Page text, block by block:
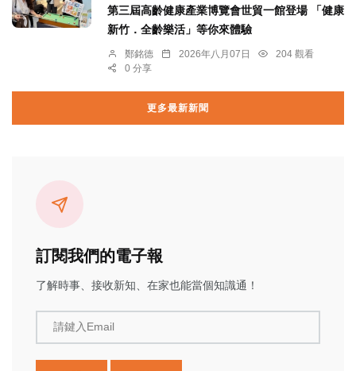
第三屆高齡健康產業博覽會世貿一館登場 「健康
新竹．全齡樂活」等你來體驗
鄭銘德 2026年八月07日
204 觀看
0 分享
更多最新新聞
訂閱我們的電子報
了解時事、接收新知、在家也能當個知識通！
請鍵入Email